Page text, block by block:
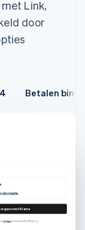
Link,
door
Betalen
informatie
met Klarna
by |VoorwaardenPrivacy